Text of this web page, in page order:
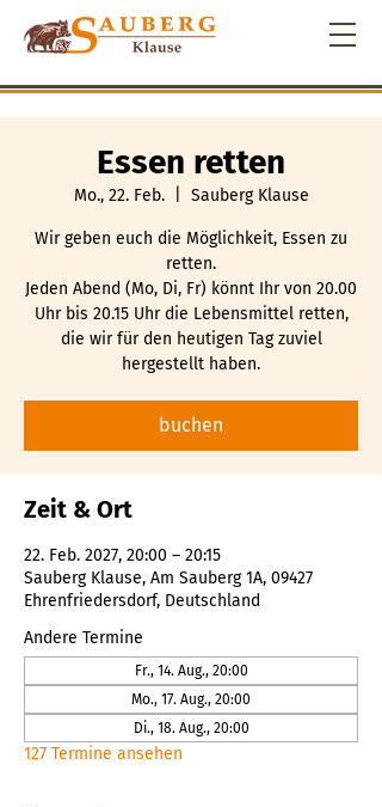
Essen retten
Mo., 22. Feb.
  |
Sauberg Klause
Wir geben euch die Möglichkeit, Essen zu
retten.
Jeden Abend (Mo, Di, Fr) könnt Ihr von 20.00
Uhr bis 20.15 Uhr die Lebensmittel retten,
die wir für den heutigen Tag zuviel
hergestellt haben.
buchen
Zeit & Ort
22. Feb. 2027, 20:00 – 20:15
Sauberg Klause, Am Sauberg 1A, 09427
Ehrenfriedersdorf, Deutschland
Andere Termine
Fr., 14. Aug., 20:00
Mo., 17. Aug., 20:00
Di., 18. Aug., 20:00
127 Termine ansehen